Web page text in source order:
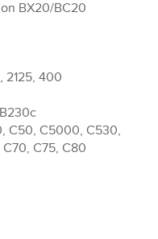
BX20/BC20
2125, 400
C50, C5000, C530,
C75, C80